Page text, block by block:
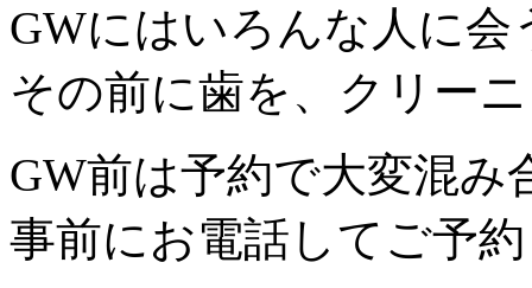
GWにはいろんな人に
その前に歯を、クリー
GW前は予約で大変混み
事前にお電話してご予